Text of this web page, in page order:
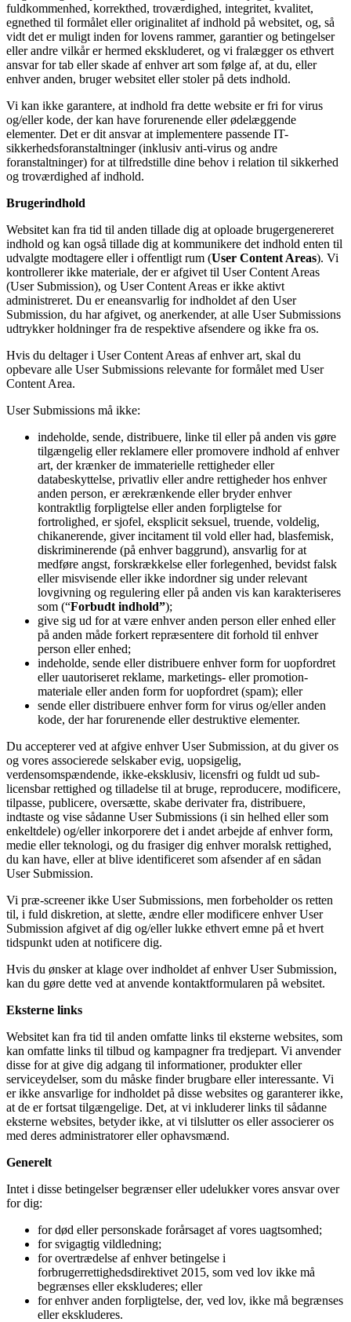
fuldkommenhed, korrekthed, troværdighed, integritet, kvalitet,
egnethed til formålet eller originalitet af indhold på websitet, og, så
vidt det er muligt inden for lovens rammer, garantier og betingelser
eller andre vilkår er hermed ekskluderet, og vi fralægger os ethvert
ansvar for tab eller skade af enhver art som følge af, at du, eller
enhver anden, bruger websitet eller stoler på dets indhold.
Vi kan ikke garantere, at indhold fra dette website er fri for virus
og/eller kode, der kan have forurenende eller ødelæggende
elementer. Det er dit ansvar at implementere passende IT-
sikkerhedsforanstaltninger (inklusiv anti-virus og andre
foranstaltninger) for at tilfredstille dine behov i relation til sikkerhed
og troværdighed af indhold.
Brugerindhold
Websitet kan fra tid til anden tillade dig at oploade brugergenereret
indhold og kan også tillade dig at kommunikere det indhold enten til
udvalgte modtagere eller i offentligt rum (User Content Areas). Vi
kontrollerer ikke materiale, der er afgivet til User Content Areas
(User Submission), og User Content Areas er ikke aktivt
administreret. Du er eneansvarlig for indholdet af den User
Submission, du har afgivet, og anerkender, at alle User Submissions
udtrykker holdninger fra de respektive afsendere og ikke fra os.
Hvis du deltager i User Content Areas af enhver art, skal du
opbevare alle User Submissions relevante for formålet med User
Content Area.
User Submissions må ikke:
indeholde, sende, distribuere, linke til eller på anden vis gøre
tilgængelig eller reklamere eller promovere indhold af enhver
art, der krænker de immaterielle rettigheder eller
databeskyttelse, privatliv eller andre rettigheder hos enhver
anden person, er ærekrænkende eller bryder enhver
kontraktlig forpligtelse eller anden forpligtelse for
fortrolighed, er sjofel, eksplicit seksuel, truende, voldelig,
chikanerende, giver incitament til vold eller had, blasfemisk,
diskriminerende (på enhver baggrund), ansvarlig for at
medføre angst, forskrækkelse eller forlegenhed, bevidst falsk
eller misvisende eller ikke indordner sig under relevant
lovgivning og regulering eller på anden vis kan karakteriseres
som (“Forbudt indhold”);
give sig ud for at være enhver anden person eller enhed eller
på anden måde forkert repræsentere dit forhold til enhver
person eller enhed;
indeholde, sende eller distribuere enhver form for uopfordret
eller uautoriseret reklame, marketings- eller promotion-
materiale eller anden form for uopfordret (spam); eller
sende eller distribuere enhver form for virus og/eller anden
kode, der har forurenende eller destruktive elementer.
Du accepterer ved at afgive enhver User Submission, at du giver os
og vores associerede selskaber evig, uopsigelig,
verdensomspændende, ikke-eksklusiv, licensfri og fuldt ud sub-
licensbar rettighed og tilladelse til at bruge, reproducere, modificere,
tilpasse, publicere, oversætte, skabe derivater fra, distribuere,
indtaste og vise sådanne User Submissions (i sin helhed eller som
enkeltdele) og/eller inkorporere det i andet arbejde af enhver form,
medie eller teknologi, og du frasiger dig enhver moralsk rettighed,
du kan have, eller at blive identificeret som afsender af en sådan
User Submission.
Vi præ-screener ikke User Submissions, men forbeholder os retten
til, i fuld diskretion, at slette, ændre eller modificere enhver User
Submission afgivet af dig og/eller lukke ethvert emne på et hvert
tidspunkt uden at notificere dig.
Hvis du ønsker at klage over indholdet af enhver User Submission,
kan du gøre dette ved at anvende kontaktformularen på websitet.
Eksterne links
Websitet kan fra tid til anden omfatte links til eksterne websites, som
kan omfatte links til tilbud og kampagner fra tredjepart. Vi anvender
disse for at give dig adgang til informationer, produkter eller
serviceydelser, som du måske finder brugbare eller interessante. Vi
er ikke ansvarlige for indholdet på disse websites og garanterer ikke,
at de er fortsat tilgængelige. Det, at vi inkluderer links til sådanne
eksterne websites, betyder ikke, at vi tilslutter os eller associerer os
med deres administratorer eller ophavsmænd.
Generelt
Intet i disse betingelser begrænser eller udelukker vores ansvar over
for dig:
for død eller personskade forårsaget af vores uagtsomhed;
for svigagtig vildledning;
for overtrædelse af enhver betingelse i
forbrugerrettighedsdirektivet 2015, som ved lov ikke må
begrænses eller ekskluderes; eller
for enhver anden forpligtelse, der, ved lov, ikke må begrænses
eller ekskluderes.